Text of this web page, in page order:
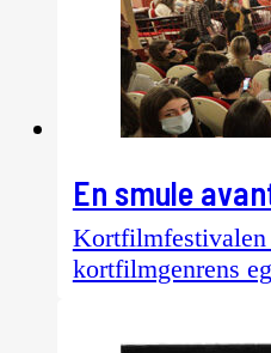
En smule
Kortfilmfestivalen
kortfilmgenrens